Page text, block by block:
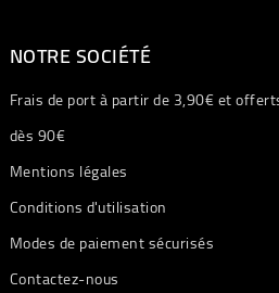
NOTRE SOCIÉTÉ
Frais de port à partir de 3,90€ et
dès 90€
Mentions légales
Conditions d'utilisation
Modes de paiement sécurisés
Contactez-nous